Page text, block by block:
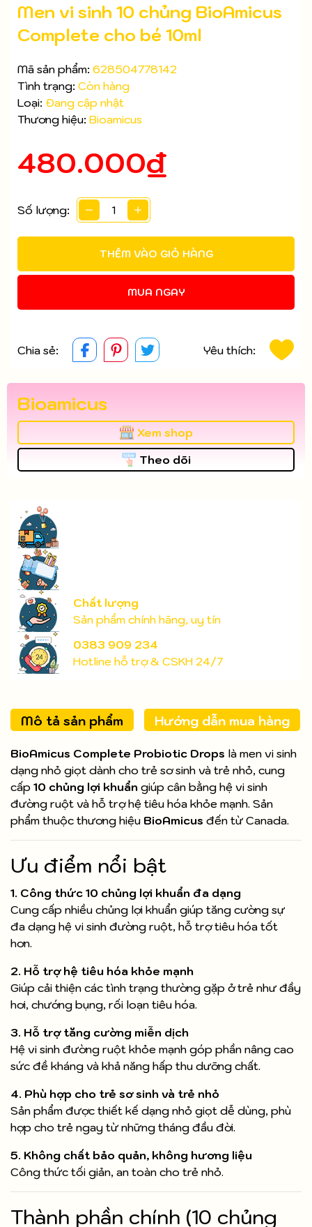
Men vi sinh 10 chủng BioAmicus
Complete cho bé 10ml
Mã sản phẩm: 628504778142
Tình trạng: Còn hàng
Loại: Đang cập nhật
Thương hiệu: Bioamicus
480.000₫
Số lượng:
THÊM VÀO GIỎ HÀNG
MUA NGAY
Mã giảm giá:
Điều kiện:
Chia sẻ: Yêu thích:
Bioamicus
Xem shop
Theo dõi
Chất lượng
Sản phẩm chính hãng, uy tín
0383 909 234
Hotline hỗ trợ & CSKH 24/7
Mô tả sản phẩm Hướng dẫn mua hàng
BioAmicus Complete Probiotic Drops là men vi sinh
dạng nhỏ giọt dành cho trẻ sơ sinh và trẻ nhỏ, cung
cấp 10 chủng lợi khuẩn giúp cân bằng hệ vi sinh
đường ruột và hỗ trợ hệ tiêu hóa khỏe mạnh. Sản
phẩm thuộc thương hiệu BioAmicus đến từ Canada.
Ưu điểm nổi bật
1. Công thức 10 chủng lợi khuẩn đa dạng
Cung cấp nhiều chủng lợi khuẩn giúp tăng cường sự
đa dạng hệ vi sinh đường ruột, hỗ trợ tiêu hóa tốt
hơn.
2. Hỗ trợ hệ tiêu hóa khỏe mạnh
Giúp cải thiện các tình trạng thường gặp ở trẻ như đầy
hơi, chướng bụng, rối loạn tiêu hóa.
3. Hỗ trợ tăng cường miễn dịch
Hệ vi sinh đường ruột khỏe mạnh góp phần nâng cao
sức đề kháng và khả năng hấp thu dưỡng chất.
4. Phù hợp cho trẻ sơ sinh và trẻ nhỏ
Sản phẩm được thiết kế dạng nhỏ giọt dễ dùng, phù
hợp cho trẻ ngay từ những tháng đầu đời.
5. Không chất bảo quản, không hương liệu
Công thức tối giản, an toàn cho trẻ nhỏ.
Thành phần chính (10 chủng